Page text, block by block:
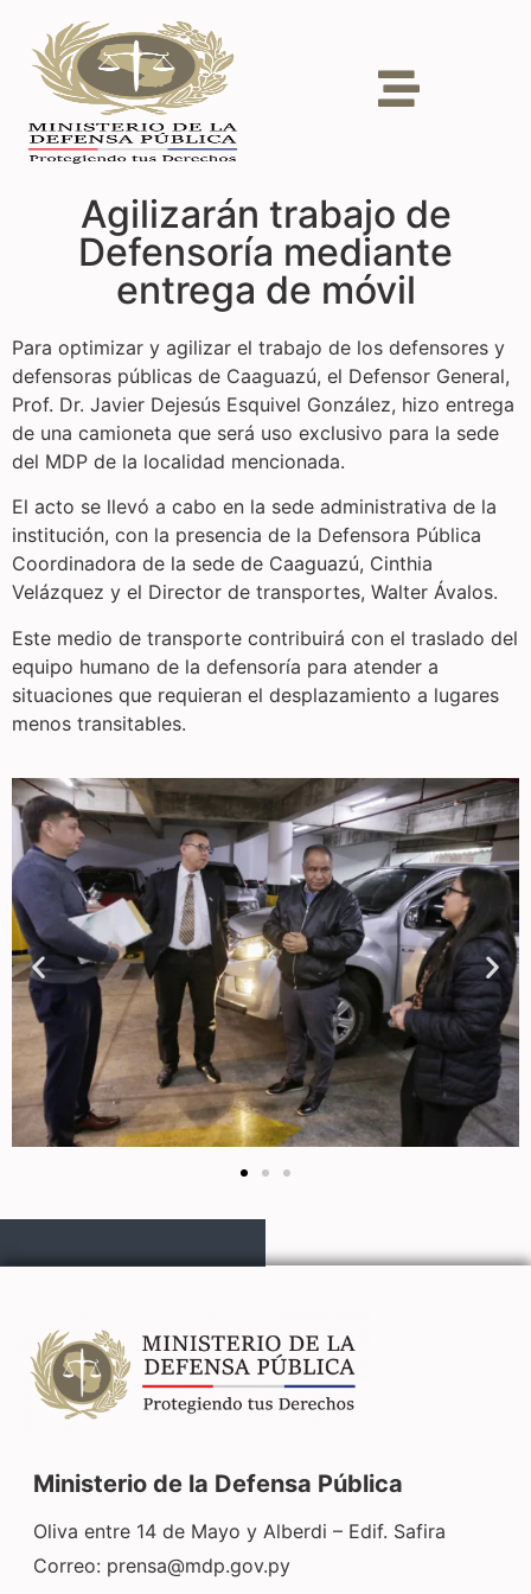
Agilizarán trabajo de
Defensoría mediante
entrega de móvil
Para optimizar y agilizar el trabajo de los defensores y
defensoras públicas de Caaguazú, el Defensor General,
Prof. Dr. Javier Dejesús Esquivel González, hizo entrega
de una camioneta que será uso exclusivo para la sede
del MDP de la localidad mencionada.
El acto se llevó a cabo en la sede administrativa de la
institución, con la presencia de la Defensora Pública
Coordinadora de la sede de Caaguazú, Cinthia
Velázquez y el Director de transportes, Walter Ávalos.
Este medio de transporte contribuirá con el traslado del
equipo humano de la defensoría para atender a
situaciones que requieran el desplazamiento a lugares
menos transitables.
Ministerio de la Defensa Pública
Oliva entre 14 de Mayo y Alberdi – Edif. Safira
Correo: prensa@mdp.gov.py